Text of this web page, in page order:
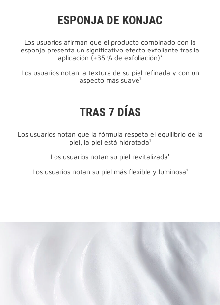
ESPONJA DE KONJAC
Los usuarios afirman que el producto combinado con la
esponja presenta un significativo efecto exfoliante tras la
aplicación (+35 % de exfoliación)²
Los usuarios notan la textura de su piel refinada y con un
aspecto más suave¹
TRAS 7 DÍAS
Los usuarios notan que la fórmula respeta el equilibrio de la
piel, la piel está hidratada¹
Los usuarios notan su piel revitalizada¹
Los usuarios notan su piel más flexible y luminosa¹